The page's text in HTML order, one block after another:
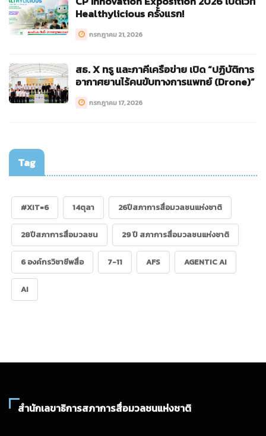
Healthylicious ครั้งแรก!
กรกฎาคม 21, 2026
สธ. X ทรู และภาคีเครือข่าย เปิด “ปฏิบัติการ
อากาศยานไร้คนขับทางการแพทย์ (Drone)”
กรกฎาคม 17, 2026
Tag
#XIT=6 14ตุลา 26ปีสภาการสื่อมวลชนแห่งชาติ
28ปีสภาการสื่อมวลชน 29 ปี สภาการสื่อมวลชนแห่งชาติ
6 องค์กรวิชาชีพสื่อ 7-11 AFS AGENTIC AI
AI
สำนักเลขาธิการสภาการสื่อมวลชนแห่งชาติ